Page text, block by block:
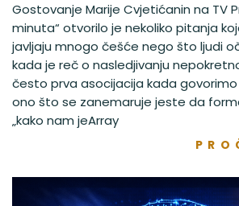
Gostovanje Marije Cvjetićanin na TV
minuta“ otvorilo je nekoliko pitanja
javljaju mnogo češće nego što ljudi
kada je reč o nasledjivanju
često prva asocijacija kada govorimo
ono što se zanemaruje jeste da
„kako nam jeArray